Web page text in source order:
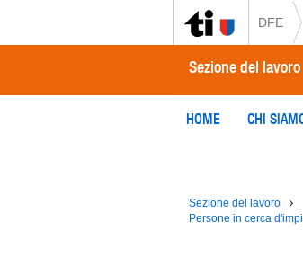
DFE
Sezione del lavoro
HOME CHI
Sezione del lavoro
Persone in cerca